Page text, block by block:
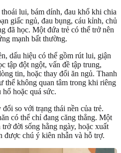
lui, bám dính, đau khổ khi chia
giấc ngủ, đau bụng, cáu kỉnh, chủ
đã học. Một đứa trẻ có thể trở nên
mạnh bất thường.
dấu hiệu có thể gồm rút lui, giận
tập đột ngột, vấn đề tập trung,
tin, hoặc thay đổi ăn ngủ. Thanh
thể không quan tâm trong khi riêng
hoặc quá sức.
so với trạng thái nền của trẻ.
có thể chỉ đang căng thẳng. Một
đời sống hằng ngày, hoặc xuất
được chú ý kiên nhẫn và hỗ trợ.